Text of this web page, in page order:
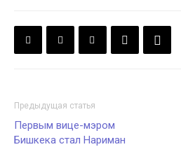
Предыдущая статья
Первым вице-мэром
Бишкека стал Нариман